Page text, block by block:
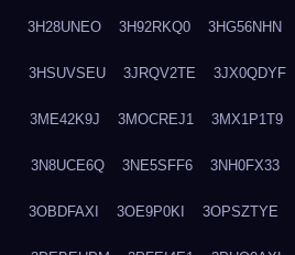
3H28UNEO 3H92RKQ0 3HG56NHN
3HSUVSEU 3JRQV2TE 3JX0QDYF
3ME42K9J 3MOCREJ1 3MX1P1T9
3N8UCE6Q 3NE5SFF6 3NH0FX33
3OBDFAXI 3OE9P0KI 3OPSZTYE